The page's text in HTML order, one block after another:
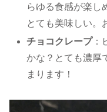
らゆる食感が楽し
とても美味しい。
チョコクレープ：
かな？とても濃厚
まります！